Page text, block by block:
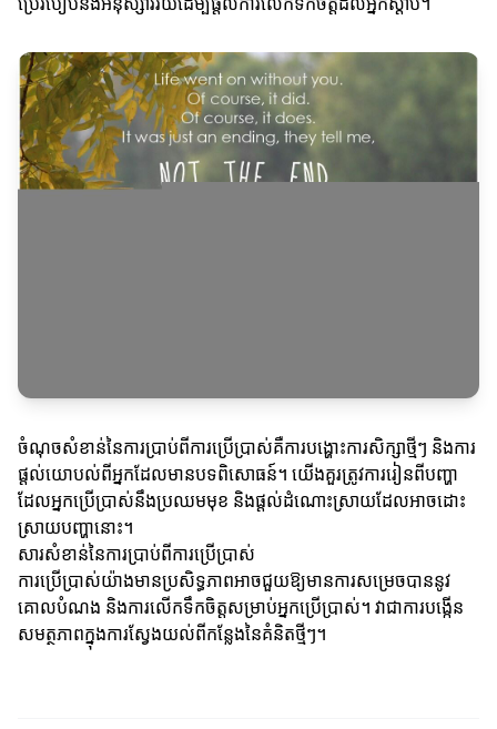
ចំណុចសំខាន់នៃការប្រាប់ពីការប្រើប្រាស់គឺការបង្ហោះការសិក្សាថ្មីៗ និងការ
ផ្តល់យោបល់ពីអ្នកដែលមានបទពិសោធន៍។ យើងគួរត្រូវការរៀនពីបញ្ហា
ដែលអ្នកប្រើប្រាស់នឹងប្រឈមមុខ និងផ្តល់ដំណោះស្រាយដែលអាចដោះ
ស្រាយបញ្ហានោះ។
សារសំខាន់នៃការប្រាប់ពីការប្រើប្រាស់
ការប្រើប្រាស់យ៉ាងមានប្រសិទ្ធភាពអាចជួយឱ្យមានការសម្រេចបាននូវ
គោលបំណង និងការលើកទឹកចិត្តសម្រាប់អ្នកប្រើប្រាស់។ វាជាការបង្កើន
សមត្ថភាពក្នុងការស្វែងយល់ពីកន្លែងនៃគំនិតថ្មីៗ។